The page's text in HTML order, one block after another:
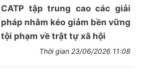
CATP tập trung cao các giải
pháp nhằm kéo giảm bền vững
tội phạm về trật tự xã hội
Thời gian 23/06/2026 11:08